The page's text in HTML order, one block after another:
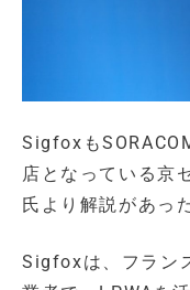
Sigfoxも
店となっている京
氏より解説があっ
Sigfoxは、フラン